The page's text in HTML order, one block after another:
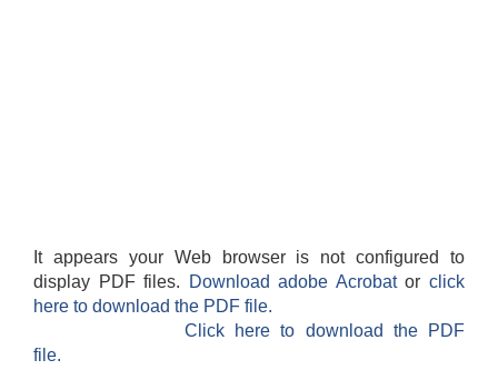
It appears your Web browser is not configured to
display PDF files.
Download adobe Acrobatorclick
here to download the PDF file.
Click here to download the PDF
file.